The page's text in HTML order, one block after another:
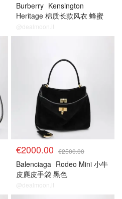
Burberry Kensington
Heritage 棉质长款风衣 蜂蜜
色
@dealmoon.it
€2000.00 €2500.00
Balenciaga Rodeo Mini 小牛
皮麂皮手袋 黑色
@dealmoon.it